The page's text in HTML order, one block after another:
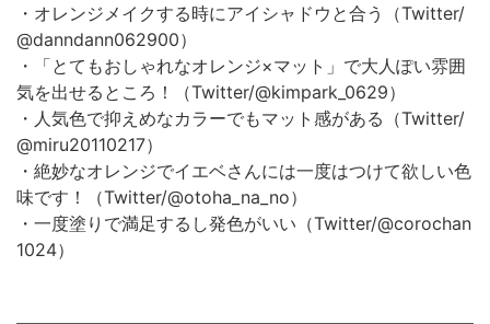
・オレンジメイクする時にアイシャドウと合う（Twitter/
@danndann062900）
・「とてもおしゃれなオレンジ×マット」で大人ぽい雰囲
気を出せるところ！（Twitter/@kimpark_0629）
・人気色で抑えめなカラーでもマット感がある（Twitter/
@miru20110217）
・絶妙なオレンジでイエベさんには一度はつけて欲しい色
味です！（Twitter/@otoha_na_no）
・一度塗りで満足するし発色がいい（Twitter/@corochan
1024）